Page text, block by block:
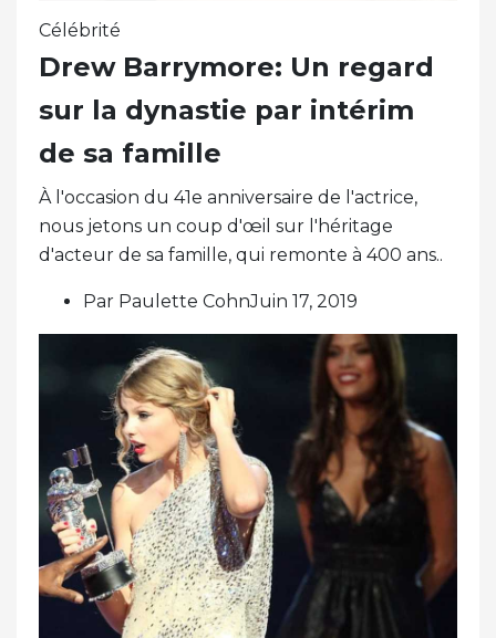
Célébrité
Drew Barrymore: Un regard
sur la dynastie par intérim
de sa famille
À l'occasion du 41e anniversaire de l'actrice,
nous jetons un coup d'œil sur l'héritage
d'acteur de sa famille, qui remonte à 400 ans..
Par Paulette CohnJuin 17, 2019